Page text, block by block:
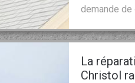
demande
La
Christol